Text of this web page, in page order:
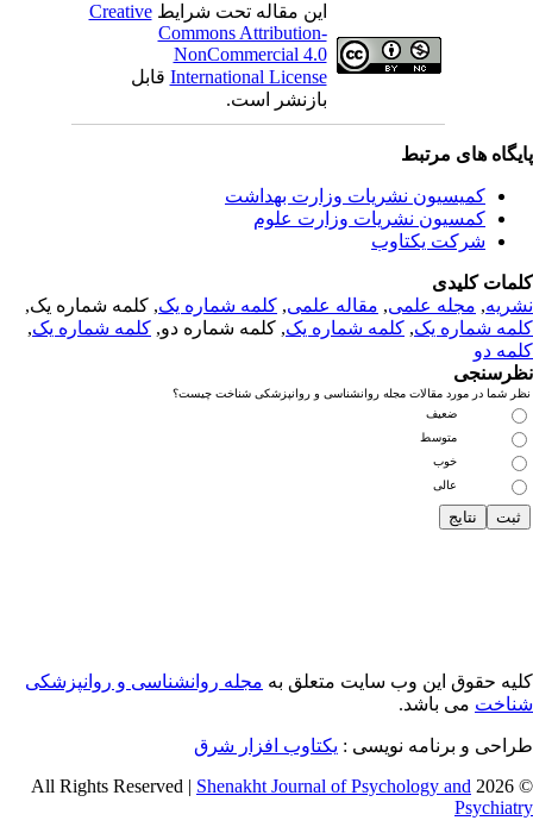
این مقاله تحت شرایطCreative
Commons Attribution-
NonCommercial 4.0
International Licenseقابل
بازنشر است.
های مرتبط
کمیسیون نشریات وزارت بهداشت
کمسیون نشریات وزارت علوم
شرکت یکتاوب
کلیدی
,مجله علمی, مقاله علمی, کلمه شماره یک, کلمه شماره یک,
شماره یک,کلمه شماره یک, کلمه شماره دو,کلمه شماره یک,
دو
شما در مورد مقالات مجله روانشناسی و روانپزشکی شناخت چیست؟
ضعیف
متوسط
خوب
عالی
حقوق این وب سایت متعلق بهمجله روانشناسی و روانپزشکی
می باشد.
و برنامه نویسی : یکتاوب افزار شرق
©
Shenakht Journal of Psychology and